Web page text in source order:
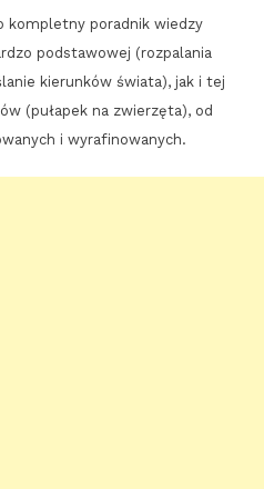
kompletny poradnik wiedzy
podstawowej (rozpalania
kierunków świata), jak i tej
(pułapek na zwierzęta), od
i wyrafinowanych.